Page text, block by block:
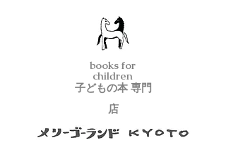
子どもの本 専門
店
books for
children